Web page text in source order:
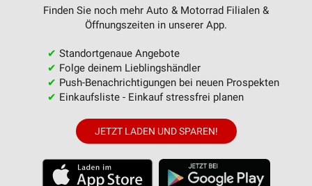
Finden Sie noch mehr Auto & Motorrad Filialen &
Öffnungszeiten in unserer App.
✔ Standortgenaue Angebote
✔ Folge deinem Lieblingshändler
✔ Push-Benachrichtigungen bei neuen Prospekten
✔ Einkaufsliste - Einkauf stressfrei planen
JETZT LADEN UND SPAREN!